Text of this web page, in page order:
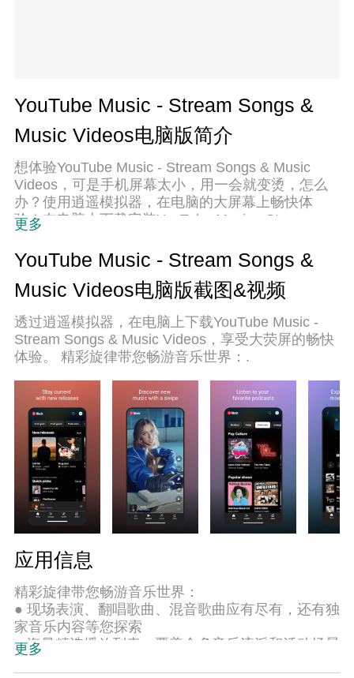
YouTube Music - Stream Songs &
Music Videos电脑版简介
想体验YouTube Music - Stream Songs & Music
Videos，可是手机屏幕太小，用一会就变烫，怎么
办？使用逍遥模拟器，在电脑的大屏幕上畅快体
验！在电脑上下载安装YouTube Music - Stream
验多久就多久，顺畅用一天~全新的逍遥模拟器9，
绝对是您体验YouTube Music - Stream Songs &
Music Videos电脑版的好选择。完美的按键映射系
Videos如PC端般运行；强大的多开功能可同时使用
多个应用；独家虚拟化技术更能彻底发挥电脑效
能，保障长时间稳定运作。我们致力于不让设备限
更多
YouTube Music - Stream Songs &
Music Videos电脑版截图&视频
透过逍遥模拟器，在电脑上下载YouTube Music -
Stream Songs & Music Videos，享受大荧屏的畅快
体验。 精彩旋律带您畅游音乐世界：.
应用信息
精彩旋律带您畅游音乐世界：
● 现场表演、翻唱歌曲、混音歌曲应有尽有，还有独
家音乐内容等您探索
● 海量精选播放列表，覆盖众多音乐流派和活动场景
更多